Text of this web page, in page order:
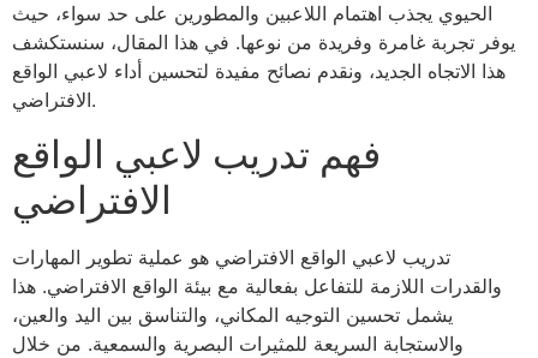
الحيوي يجذب اهتمام اللاعبين والمطورين على حد سواء، حيث
يوفر تجربة غامرة وفريدة من نوعها. في هذا المقال، سنستكشف
هذا الاتجاه الجديد، ونقدم نصائح مفيدة لتحسين أداء لاعبي الواقع
الافتراضي.
فهم تدريب لاعبي الواقع
الافتراضي
تدريب لاعبي الواقع الافتراضي هو عملية تطوير المهارات
والقدرات اللازمة للتفاعل بفعالية مع بيئة الواقع الافتراضي. هذا
يشمل تحسين التوجيه المكاني، والتناسق بين اليد والعين،
والاستجابة السريعة للمثيرات البصرية والسمعية. من خلال